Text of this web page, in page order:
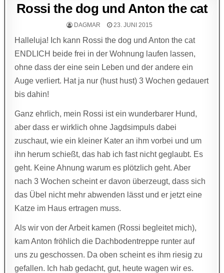
Rossi the dog und Anton the cat
DAGMAR 23. JUNI 2015
Halleluja! Ich kann Rossi the dog und Anton the cat
ENDLICH beide frei in der Wohnung laufen lassen,
ohne dass der eine sein Leben und der andere ein
Auge verliert. Hat ja nur (hust hust) 3 Wochen gedauert
bis dahin!
Ganz ehrlich, mein Rossi ist ein wunderbarer Hund,
aber dass er wirklich ohne Jagdsimpuls dabei
zuschaut, wie ein kleiner Kater an ihm vorbei und um
ihn herum schießt, das hab ich fast nicht geglaubt. Es
geht. Keine Ahnung warum es plötzlich geht. Aber
nach 3 Wochen scheint er davon überzeugt, dass sich
das Übel nicht mehr abwenden lässt und er jetzt eine
Katze im Haus ertragen muss.
Als wir von der Arbeit kamen (Rossi begleitet mich),
kam Anton fröhlich die Dachbodentreppe runter auf
uns zu geschossen. Da oben scheint es ihm riesig zu
gefallen. Ich hab gedacht, gut, heute wagen wir es.